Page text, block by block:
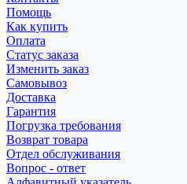
Помощь
Как купить
Оплата
Статус заказа
Изменить заказ
Самовывоз
Доставка
Гарантия
Погрузка требования
Возврат товара
Отдел обслуживания
Вопрос - ответ